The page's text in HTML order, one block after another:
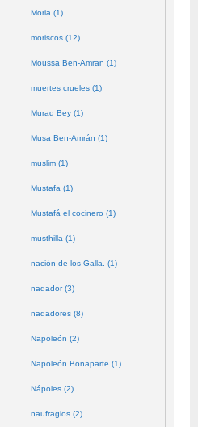
Moria (1)
moriscos (12)
Moussa Ben-Amran (1)
muertes crueles (1)
Murad Bey (1)
Musa Ben-Amrán (1)
muslim (1)
Mustafa (1)
Mustafá el cocinero (1)
musthilla (1)
nación de los Galla. (1)
nadador (3)
nadadores (8)
Napoleón (2)
Napoleón Bonaparte (1)
Nápoles (2)
naufragios (2)